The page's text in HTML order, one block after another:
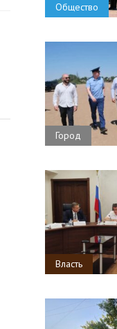
Общество
Город
Власть